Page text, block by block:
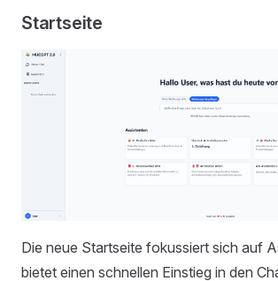
Startseite
Die neue Startseite fokussiert sich auf
bietet einen schnellen Einstieg in den